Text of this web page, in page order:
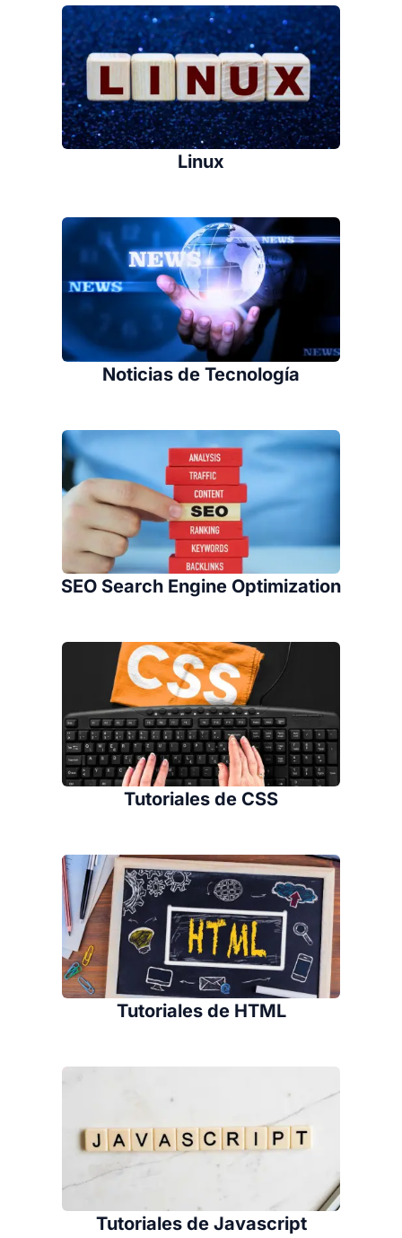
Linux
Noticias de Tecnología
SEO Search Engine Optimization
Tutoriales de CSS
Tutoriales de HTML
Tutoriales de Javascript